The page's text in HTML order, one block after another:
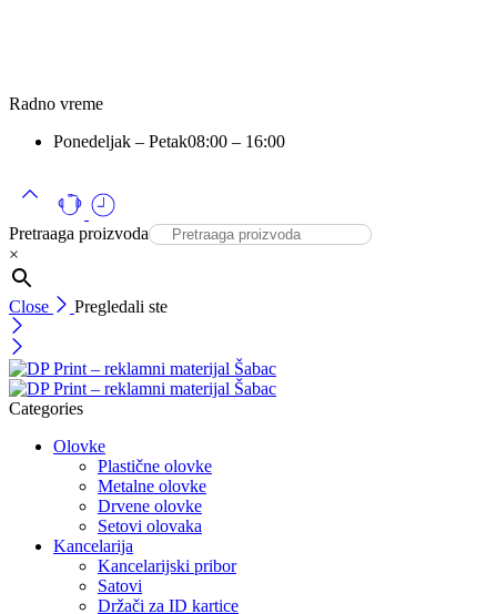
Radno vreme
Ponedeljak – Petak08:00 – 16:00
Pretraaga proizvoda
×
Close Pregledali ste
Categories
Olovke
Plastične olovke
Metalne olovke
Drvene olovke
Setovi olovaka
Kancelarija
Kancelarijski pribor
Satovi
Držači za ID kartice